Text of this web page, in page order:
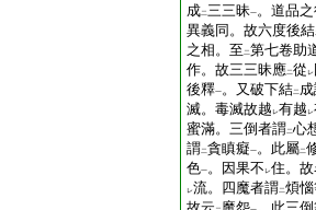
成二三三昧一。道品
異義同。故六度後結
之相。至 二第七卷助
作。故三三昧應二從 レ
後釋一。又破下結二
滅。毒滅故越 レ有越 レ
蜜滿。三倒者謂二心
謂二貪瞋癡一。此屬二
色一。因果不 レ住。
レ流。四魔者謂二煩